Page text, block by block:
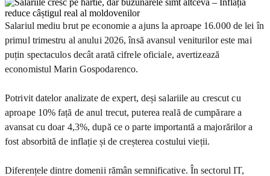
Salariul mediu brut pe economie a ajuns la aproape 16.000 de lei în
primul trimestru al anului 2026, însă avansul veniturilor este mai
puțin spectaculos decât arată cifrele oficiale, avertizează
economistul Marin Gospodarenco.
Potrivit datelor analizate de expert, deși salariile au crescut cu
aproape 10% față de anul trecut, puterea reală de cumpărare a
avansat cu doar 4,3%, după ce o parte importantă a majorărilor a
fost absorbită de inflație și de creșterea costului vieții.
Diferențele dintre domenii rămân semnificative. În sectorul IT,